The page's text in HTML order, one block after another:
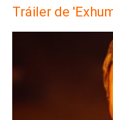
Tráiler de